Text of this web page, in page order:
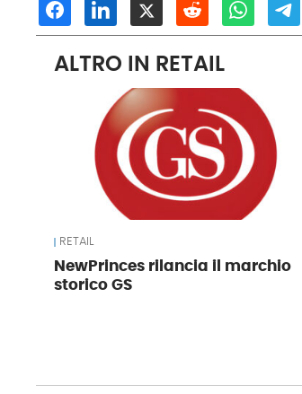
ALTRO IN RETAIL
RETAIL
NewPrinces rilancia il marchio
storico GS